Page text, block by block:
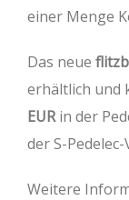
einer Menge
Das neue
erhältlich und
EURin der
der S-
Weitere